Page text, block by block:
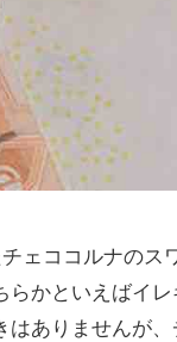
ェココルナのス
らかといえばイ
はありませんが